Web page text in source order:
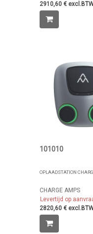
2910,60 €
101010
OPLAADSTATION
CHARGE AMPS
Levertijd op
2820,60 €